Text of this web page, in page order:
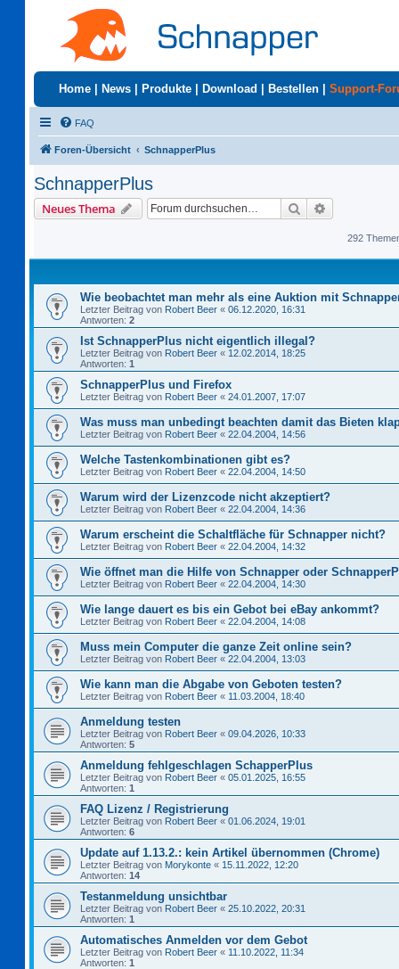
Home News Produkte Download Bestellen Support-
FAQ
Foren-Übersicht SchnapperPlus
SchnapperPlus
Neues Thema Suche
292
Wie beobachtet man mehr als eine Auktion mit
Letzter Beitrag von Robert Beer « 06.12.2020, 16:31
Antworten: 2
Ist SchnapperPlus nicht eigentlich illegal?
Letzter Beitrag von Robert Beer « 12.02.2014, 18:25
Antworten: 1
SchnapperPlus und Firefox
Letzter Beitrag von Robert Beer « 24.01.2007, 17:07
Was muss man unbedingt beachten damit das Bieten
Letzter Beitrag von Robert Beer « 22.04.2004, 14:56
Welche Tastenkombinationen gibt es?
Letzter Beitrag von Robert Beer « 22.04.2004, 14:50
Warum wird der Lizenzcode nicht akzeptiert?
Letzter Beitrag von Robert Beer « 22.04.2004, 14:36
Warum erscheint die Schaltfläche für Schnapper nicht?
Letzter Beitrag von Robert Beer « 22.04.2004, 14:32
Wie öffnet man die Hilfe von Schnapper oder
Letzter Beitrag von Robert Beer « 22.04.2004, 14:30
Wie lange dauert es bis ein Gebot bei eBay ankommt?
Letzter Beitrag von Robert Beer « 22.04.2004, 14:08
Muss mein Computer die ganze Zeit online sein?
Letzter Beitrag von Robert Beer « 22.04.2004, 13:03
Wie kann man die Abgabe von Geboten testen?
Letzter Beitrag von Robert Beer « 11.03.2004, 18:40
Anmeldung testen
Letzter Beitrag von Robert Beer « 09.04.2026, 10:33
Antworten: 5
Anmeldung fehlgeschlagen SchapperPlus
Letzter Beitrag von Robert Beer « 05.01.2025, 16:55
Antworten: 1
FAQ Lizenz / Registrierung
Letzter Beitrag von Robert Beer « 01.06.2024, 19:01
Antworten: 6
Update auf 1.13.2.: kein Artikel übernommen (Chrome)
Letzter Beitrag von Morykonte « 15.11.2022, 12:20
Antworten: 14
Testanmeldung unsichtbar
Letzter Beitrag von Robert Beer « 25.10.2022, 20:31
Antworten: 1
Automatisches Anmelden vor dem Gebot
Letzter Beitrag von Robert Beer « 11.10.2022, 11:34
Antworten: 1